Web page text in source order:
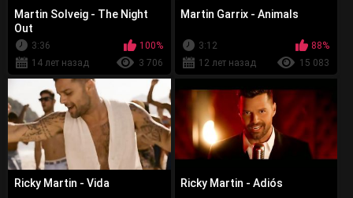
Martin Solveig - The Night
Out
3:36
100%
14 лет назад
3 706
Martin Garrix - Animals
3:12
88%
12 лет назад
15 083
Ricky Martin - Vida Ricky Martin - Adiós